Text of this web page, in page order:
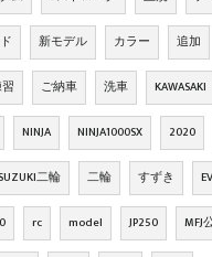
新モデル カラー 追加
ご納車 洗車 KAWASAKI
NINJA NINJA1000SX 2020
SUZUKI二輪 二輪 すずき
rc model JP250 MFJ